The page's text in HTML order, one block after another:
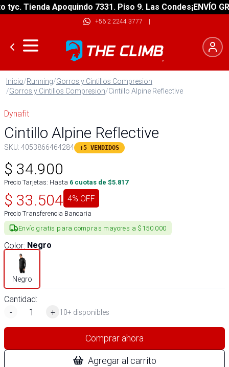
Tienda Apoquindo 7331. Piso 9. Las Condes¡ENVÍO
+56 2 2244 3777 |
Inicio/Running/Gorros y Cintillos Compresion
/Gorros y Cintillos Compresion/Cintillo Alpine Reflective
Dynafit
Cintillo Alpine Reflective
SKU: 4053866464284 +5 VENDIDOS
$ 34.900
Precio Tarjetas: Hasta 6 cuotas de $5.817
$ 33.504 4% OFF
Precio Transferencia Bancaria
Envío gratis para compras mayores a $150.000
Color: Negro
Negro
Cantidad:
-
+ 10+ disponibles
Comprar ahora
Agregar al carrito